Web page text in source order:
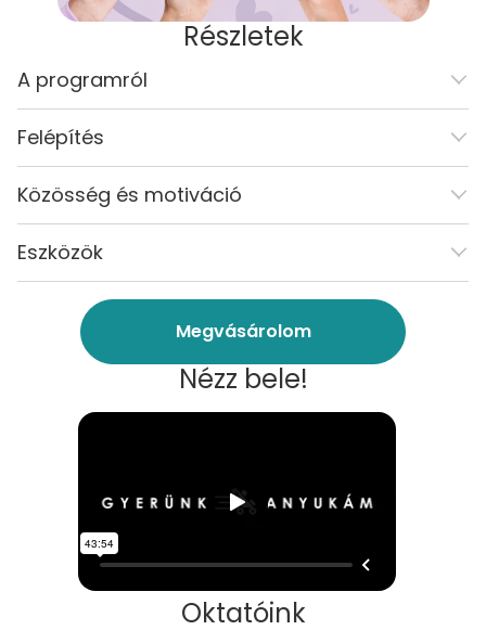
Részletek
A programról
Felépítés
Közösség és motiváció
Eszközök
Megvásárolom
Nézz bele!
Oktatóink